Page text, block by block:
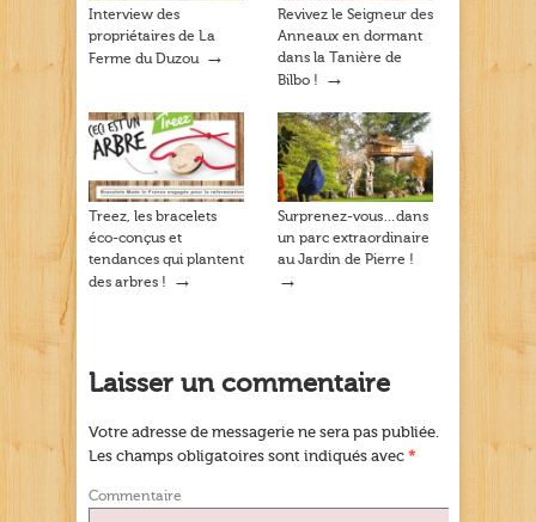
Interview des
propriétaires de La
Ferme du Duzou →
Revivez le Seigneur des
Anneaux en dormant
dans la Tanière de
Bilbo !
→
Treez, les bracelets
éco-conçus et
tendances qui plantent
des arbres !
→
Surprenez-vous…dans
un parc extraordinaire
au Jardin de Pierre !
→
Laisser un commentaire
Votre adresse de messagerie ne sera pas publiée.
Les champs obligatoires sont indiqués avec *
Commentaire